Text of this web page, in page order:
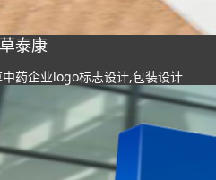
泰康
药企业logo标志设计,包装设计